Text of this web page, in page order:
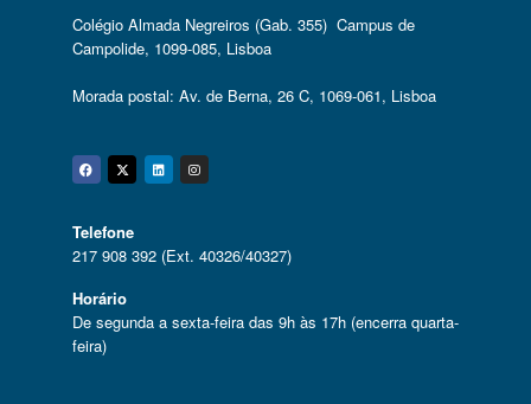
Colégio Almada Negreiros (Gab. 355) Campus de
Campolide, 1099-085, Lisboa
Morada postal: Av. de Berna, 26 C, 1069-061, Lisboa
Facebook
Twitter
Linkedin
Instagram
Telefone
217 908 392 (Ext. 40326/40327)
Horário
De segunda a sexta-feira das 9h às 17h (encerra quarta-
feira)